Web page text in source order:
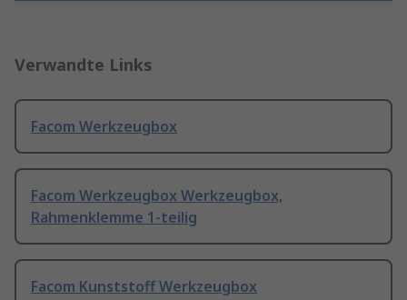
Verwandte Links
Facom Werkzeugbox
Facom Werkzeugbox Werkzeugbox,
Rahmenklemme 1-teilig
Facom Kunststoff Werkzeugbox